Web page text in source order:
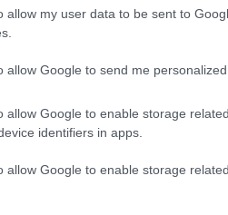
allow my user data to be sent to
allow Google to send me personalized
allow Google to enable storage
identifiers in apps.
allow Google to enable storage
a zürichi UBS AG banki
világszerte található 30 ezres
ötvenmillió dollárt hoz a
és D610 hordozható
alkalmazást is mellékelnek
balatoni kardioösvény (X)